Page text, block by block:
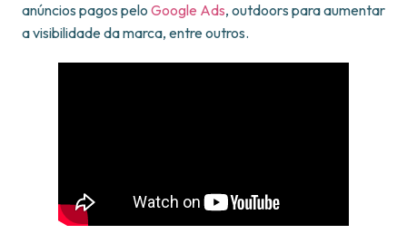
anúncios pagos pelo Google Ads, outdoors para aumentar
a visibilidade da marca, entre outros.